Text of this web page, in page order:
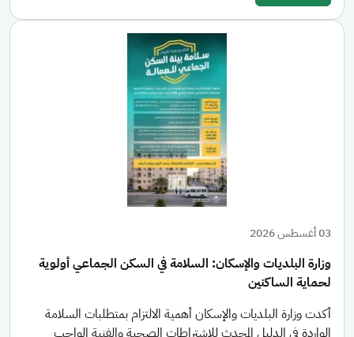
03 أغسطس 2026
وزارة البلديات والإسكان: السلامة في السكن الجماعي أولوية
لحماية الساكنين
أكدت وزارة البلديات والإسكان أهمية الالتزام بمتطلبات السلامة
الواردة في الدليل المحدث للاشتراطات الصحية والفنية الواجب